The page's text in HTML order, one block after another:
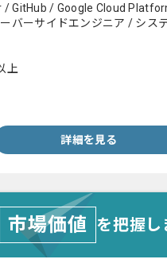
/ GitHub / Google Cloud
バーサイドエンジニア / シス
上
詳細を見る
市場価値 を把握